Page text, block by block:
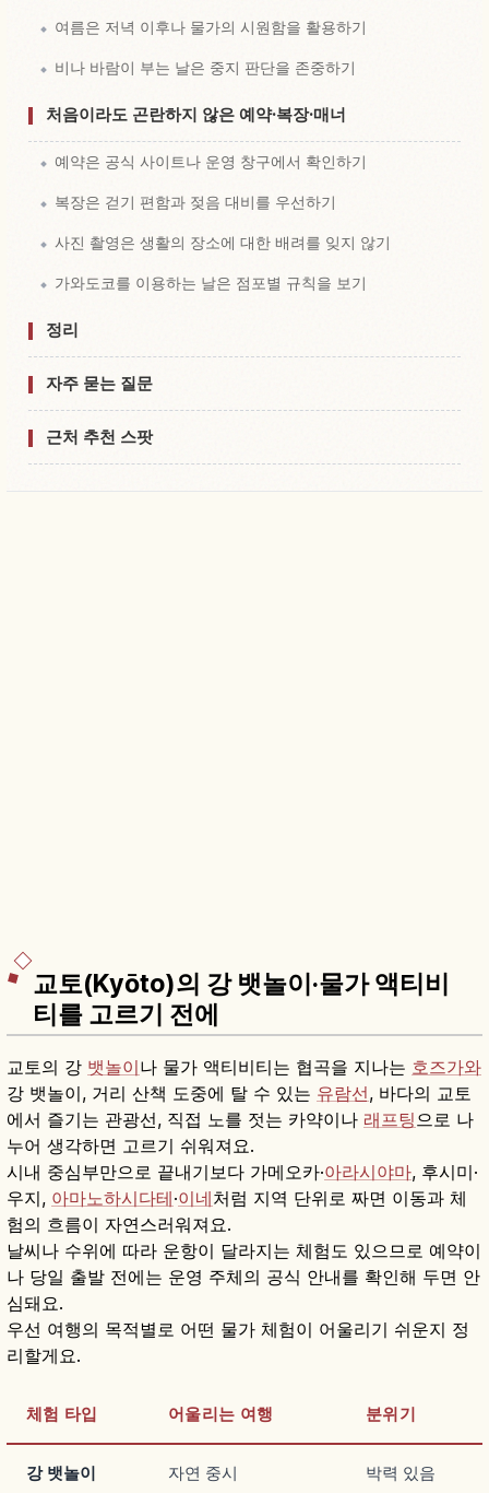
여름은 저녁 이후나 물가의 시원함을 활용하기
비나 바람이 부는 날은 중지 판단을 존중하기
처음이라도 곤란하지 않은 예약·복장·매너
예약은 공식 사이트나 운영 창구에서 확인하기
복장은 걷기 편함과 젖음 대비를 우선하기
사진 촬영은 생활의 장소에 대한 배려를 잊지 않기
가와도코를 이용하는 날은 점포별 규칙을 보기
정리
자주 묻는 질문
근처 추천 스팟
교토(Kyōto)의 강 뱃놀이·물가 액티비
티를 고르기 전에
교토의 강 뱃놀이나 물가 액티비티는 협곡을 지나는 호즈가와
강 뱃놀이, 거리 산책 도중에 탈 수 있는 유람선, 바다의 교토
에서 즐기는 관광선, 직접 노를 젓는 카약이나 래프팅 으로 나
누어 생각하면 고르기 쉬워져요.
시내 중심부만으로 끝내기보다 가메오카·아라시야마, 후시미·
우지, 아마노하시다테·이네처럼 지역 단위로 짜면 이동과 체
험의 흐름이 자연스러워져요.
날씨나 수위에 따라 운항이 달라지는 체험도 있으므로 예약이
나 당일 출발 전에는 운영 주체의 공식 안내를 확인해 두면 안
심돼요.
우선 여행의 목적별로 어떤 물가 체험이 어울리기 쉬운지 정
리할게요.
체험 타입 어울리는 여행 분위기
강 뱃놀이 자연 중시 박력 있음